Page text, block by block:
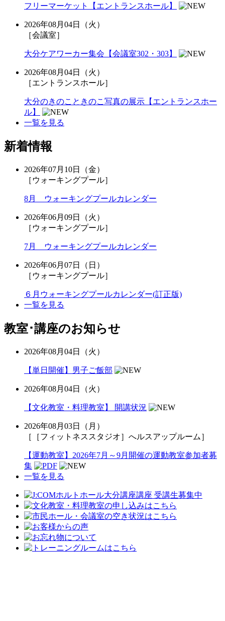
フリーマーケット【エントランスホール】
2026年08月04日（火）
［会議室］
大分ケアワーカー集会【会議室302・303】
2026年08月04日（火）
［エントランスホール］
大分のきのこときのこ写真の展示【エントランスホー
ル】
一覧を見る
新着情報
2026年07月10日（金）
［ウォーキングプール］
8月 ウォーキングプールカレンダー
2026年06月09日（火）
［ウォーキングプール］
7月 ウォーキングプールカレンダー
2026年06月07日（日）
［ウォーキングプール］
６月ウォーキングプールカレンダー(訂正版)
一覧を見る
教室･講座のお知らせ
2026年08月04日（火）
【単日開催】男子ご飯部
2026年08月04日（火）
【文化教室・料理教室】 開講状況
2026年08月03日（月）
［［フィットネススタジオ］へルスアップルーム］
【運動教室】2026年7月～9月開催の運動教室参加者募
集
一覧を見る